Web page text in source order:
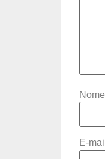
Nome
E-mail